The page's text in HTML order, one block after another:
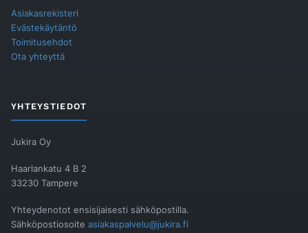
Asiakasrekisteri
Evästekäytäntö
Toimitusehdot
Ota yhteyttä
YHTEYSTIEDOT
Jukira Oy
Haarlankatu 4 B 2
33230 Tampere
Yhteydenotot ensisijaisesti sähköpostilla.
Sähköpostiosoite asiakaspalvelu@jukira.fi